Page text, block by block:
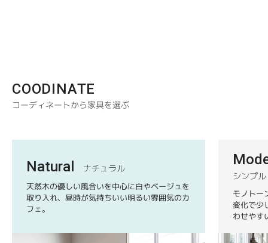
COODINATE
コーディネートから家具を選ぶ
Natural ナチュラル
天然木の優しい風合いを中心に白やベージュを
取り入れ、昼時が気持ちいい明るい雰囲気のカ
フェ。
シンプル
モノトー
変化で少
わせやす